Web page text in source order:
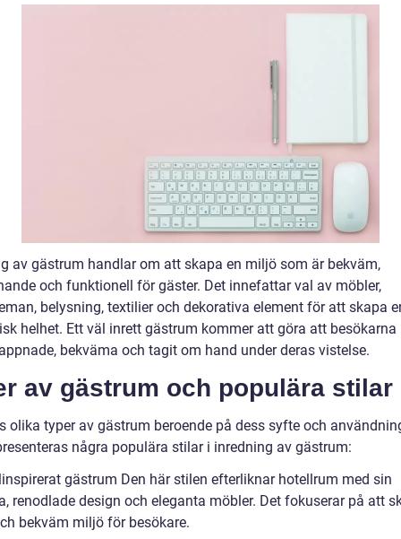
av gästrum handlar om att skapa en miljö som är bekväm,
och funktionell för gäster. Det innefattar val av möbler,
belysning, textilier och dekorativa element för att skapa
helhet. Ett väl inrett gästrum kommer att göra att besökarna
bekväma och tagit om hand under deras vistelse.
av gästrum och populära stilar
olika typer av gästrum beroende på dess syfte och
några populära stilar i inredning av gästrum:
gästrum Den här stilen efterliknar hotellrum med sin
renodlade design och eleganta möbler. Det fokuserar på att
bekväm miljö för besökare.